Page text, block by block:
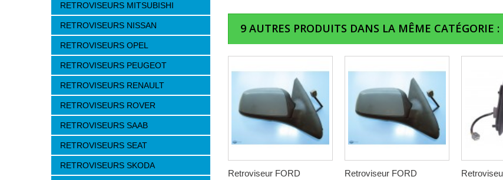
RETROVISEURS MITSUBISHI
RETROVISEURS NISSAN
RETROVISEURS OPEL
RETROVISEURS PEUGEOT
RETROVISEURS RENAULT
RETROVISEURS ROVER
RETROVISEURS SAAB
RETROVISEURS SEAT
RETROVISEURS SKODA
9 AUTRES PRODUITS DANS LA MÊME CATÉGORIE :
Retroviseur FORD
Retroviseur FORD